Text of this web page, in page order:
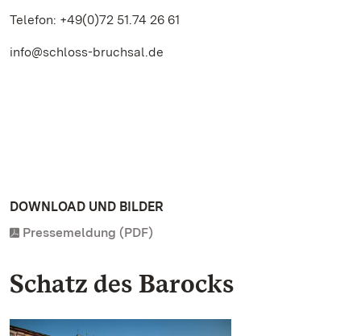
Telefon: +49(0)72 51.74 26 61
info@schloss-bruchsal.de
DOWNLOAD UND BILDER
Pressemeldung (PDF)
Schatz des Barocks